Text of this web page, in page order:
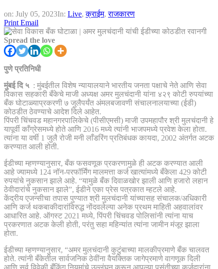
on: July 05, 2023In: Live,क्राईम,राजकारण
Print Email
Spread the love
पुणे प्रतिनिधी
मुंबई दि ५ : मुंबईतील विशेष न्यायालयाने भारतीय जनता पक्षाचे नेते आणि सेवा
विकास सहकारी बँकेचे माजी अध्यक्ष अमर मुलचंदानी यांना ४२९ कोटी रुपयांच्या
बँक घोटाळ्याप्रकरणी ७ जुलैपर्यंत अंमलबजावणी संचालनालयाच्या (ईडी)
कोठडीत ठेवण्याचे आदेश दिले आहेत.
पिंपरी चिंचवड महानगरपालिकेचे (पीसीएमसी) माजी उपमहापौर श्री मुलचंदानी हे
यापूर्वी काँग्रेसमध्ये होते आणि 2016 मध्ये त्यांनी भाजपमध्ये प्रवेश केला होता.
त्यांना या वर्षी 1 जुलै रोजी मनी लाँडरिंग प्रतिबंधक कायदा, 2002 अंतर्गत अटक
करण्यात आली होती.
ईडीच्या म्हणण्यानुसार, बँक फसवणूक प्रकरणामुळे ही अटक करण्यात आली
आहे ज्यामध्ये 124 नॉन-परफॉर्मिंग मालमत्ता कर्ज खात्यांमध्ये बँकेला 429 कोटी
रुपयांचे नुकसान झाले आहे. “यामुळे बँक दिवाळखोर झाली आणि हजारो लहान
ठेवीदारांचे नुकसान झाले”, ईडीने एका प्रेस पत्रकात म्हटले आहे.
केंद्रीय एजन्सीचा तपास पुण्यात श्री मुलचंदानी यांच्यासह संचालक/अधिकारी
आणि कर्ज थकबाकीदारांविरुद्ध नोंदवलेल्या अनेक प्रथम माहिती अहवालांवर
आधारित आहे. ऑगस्ट 2021 मध्ये, पिंपरी चिंचवड पोलिसांनी त्यांना याच
प्रकरणात अटक केली होती, परंतु सहा महिन्यांत त्यांना जामीन मंजूर झाला
होता.
ईडीच्या म्हणण्यानुसार, “अमर मुलचंदानी कुटुंबाच्या मालकीप्रमाणे बँक चालवत
होते. त्यांनी बँकेतील सार्वजनिक ठेवींना वैयक्तिक जागेप्रमाणे वागणूक दिली
आणि सर्व विवेकी बँकिंग नियमांचे उल्लंघन करून आपल्या पसंतीच्या कर्जदारांना